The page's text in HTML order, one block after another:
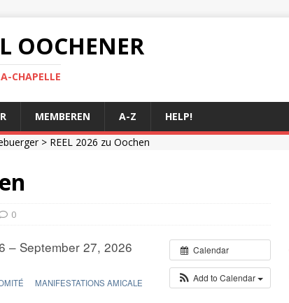
OOCHENER
CHAPELLE
MEMBEREN A-Z
HELP!
> REEL 2026 zu Oochen
0
Calendar
Add to Calendar
– September 27, 2026
MANIFESTATIONS AMICALE